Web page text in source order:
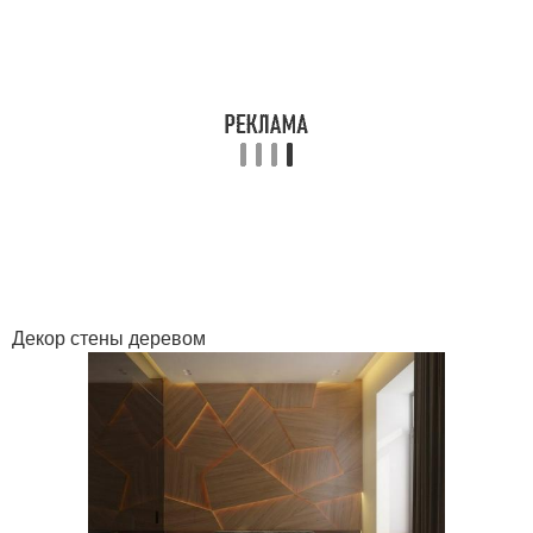
Декор стены деревом